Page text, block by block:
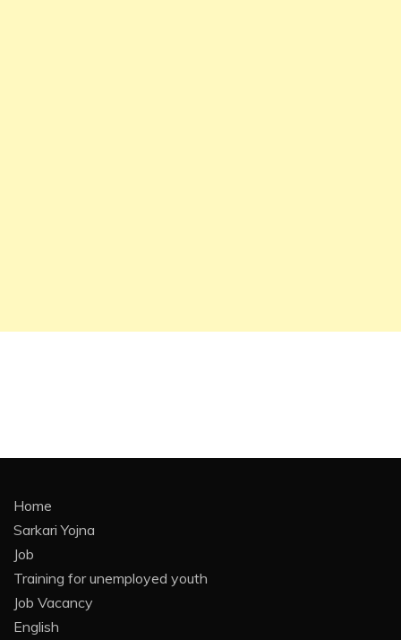
Home
Sarkari Yojna
Job
Training for unemployed youth
Job Vacancy
English